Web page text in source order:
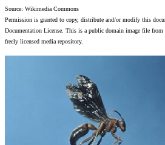
Source: Wikimedia Commons
Permission is granted to copy, distribute and/or modify this
Documentation License. This is a public domain image file
freely licensed media repository.